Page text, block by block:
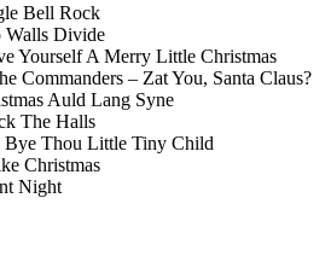
Bell Rock
Walls Divide
Yourself A Merry Little Christmas
Commanders – Zat You, Santa Claus?
Auld Lang Syne
The Halls
Thou Little Tiny Child
Christmas
Night